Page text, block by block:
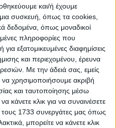
και/ή έχουμε
συσκευή, όπως τα cookies,
δεδομένα, όπως μοναδικοί
πληροφορίες που
εξατομικευμένες διαφημίσεις
και περιεχομένου, έρευνα
Με την άδειά σας, εμείς
να χρησιμοποιήσουμε ακριβή
και ταυτοποίησης μέσω
κλικ για να συναινέσετε
τους 1733 συνεργάτες μας όπως
μπορείτε να κάνετε κλικ
οργάνων έχει
ενδείξεις για
ενώ διαθέτει και
ιντσών. Η έγχρωμη
9,0 ιντσών.
έχει αναβαθμιστεί, τόσο
όσο και σε
παθητικής ασφάλειας. Οι
εμπρός επιβάτες